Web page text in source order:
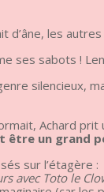
d’âne, les
ses sabots !
silencieux,
Achard prit
être un grand
sur l’étagère :
avec Toto le